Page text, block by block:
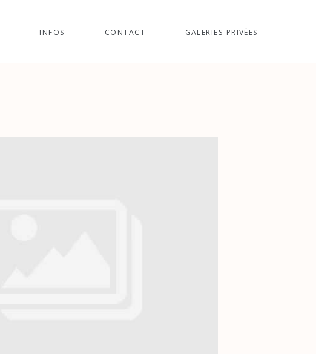
INFOS CONTACT GALERIES PRIVÉES